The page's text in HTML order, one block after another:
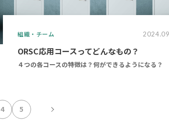
組織・チーム
ORSC応用コースってどんなもの？
４つの各コースの特徴は？何ができるようになる？
4 5